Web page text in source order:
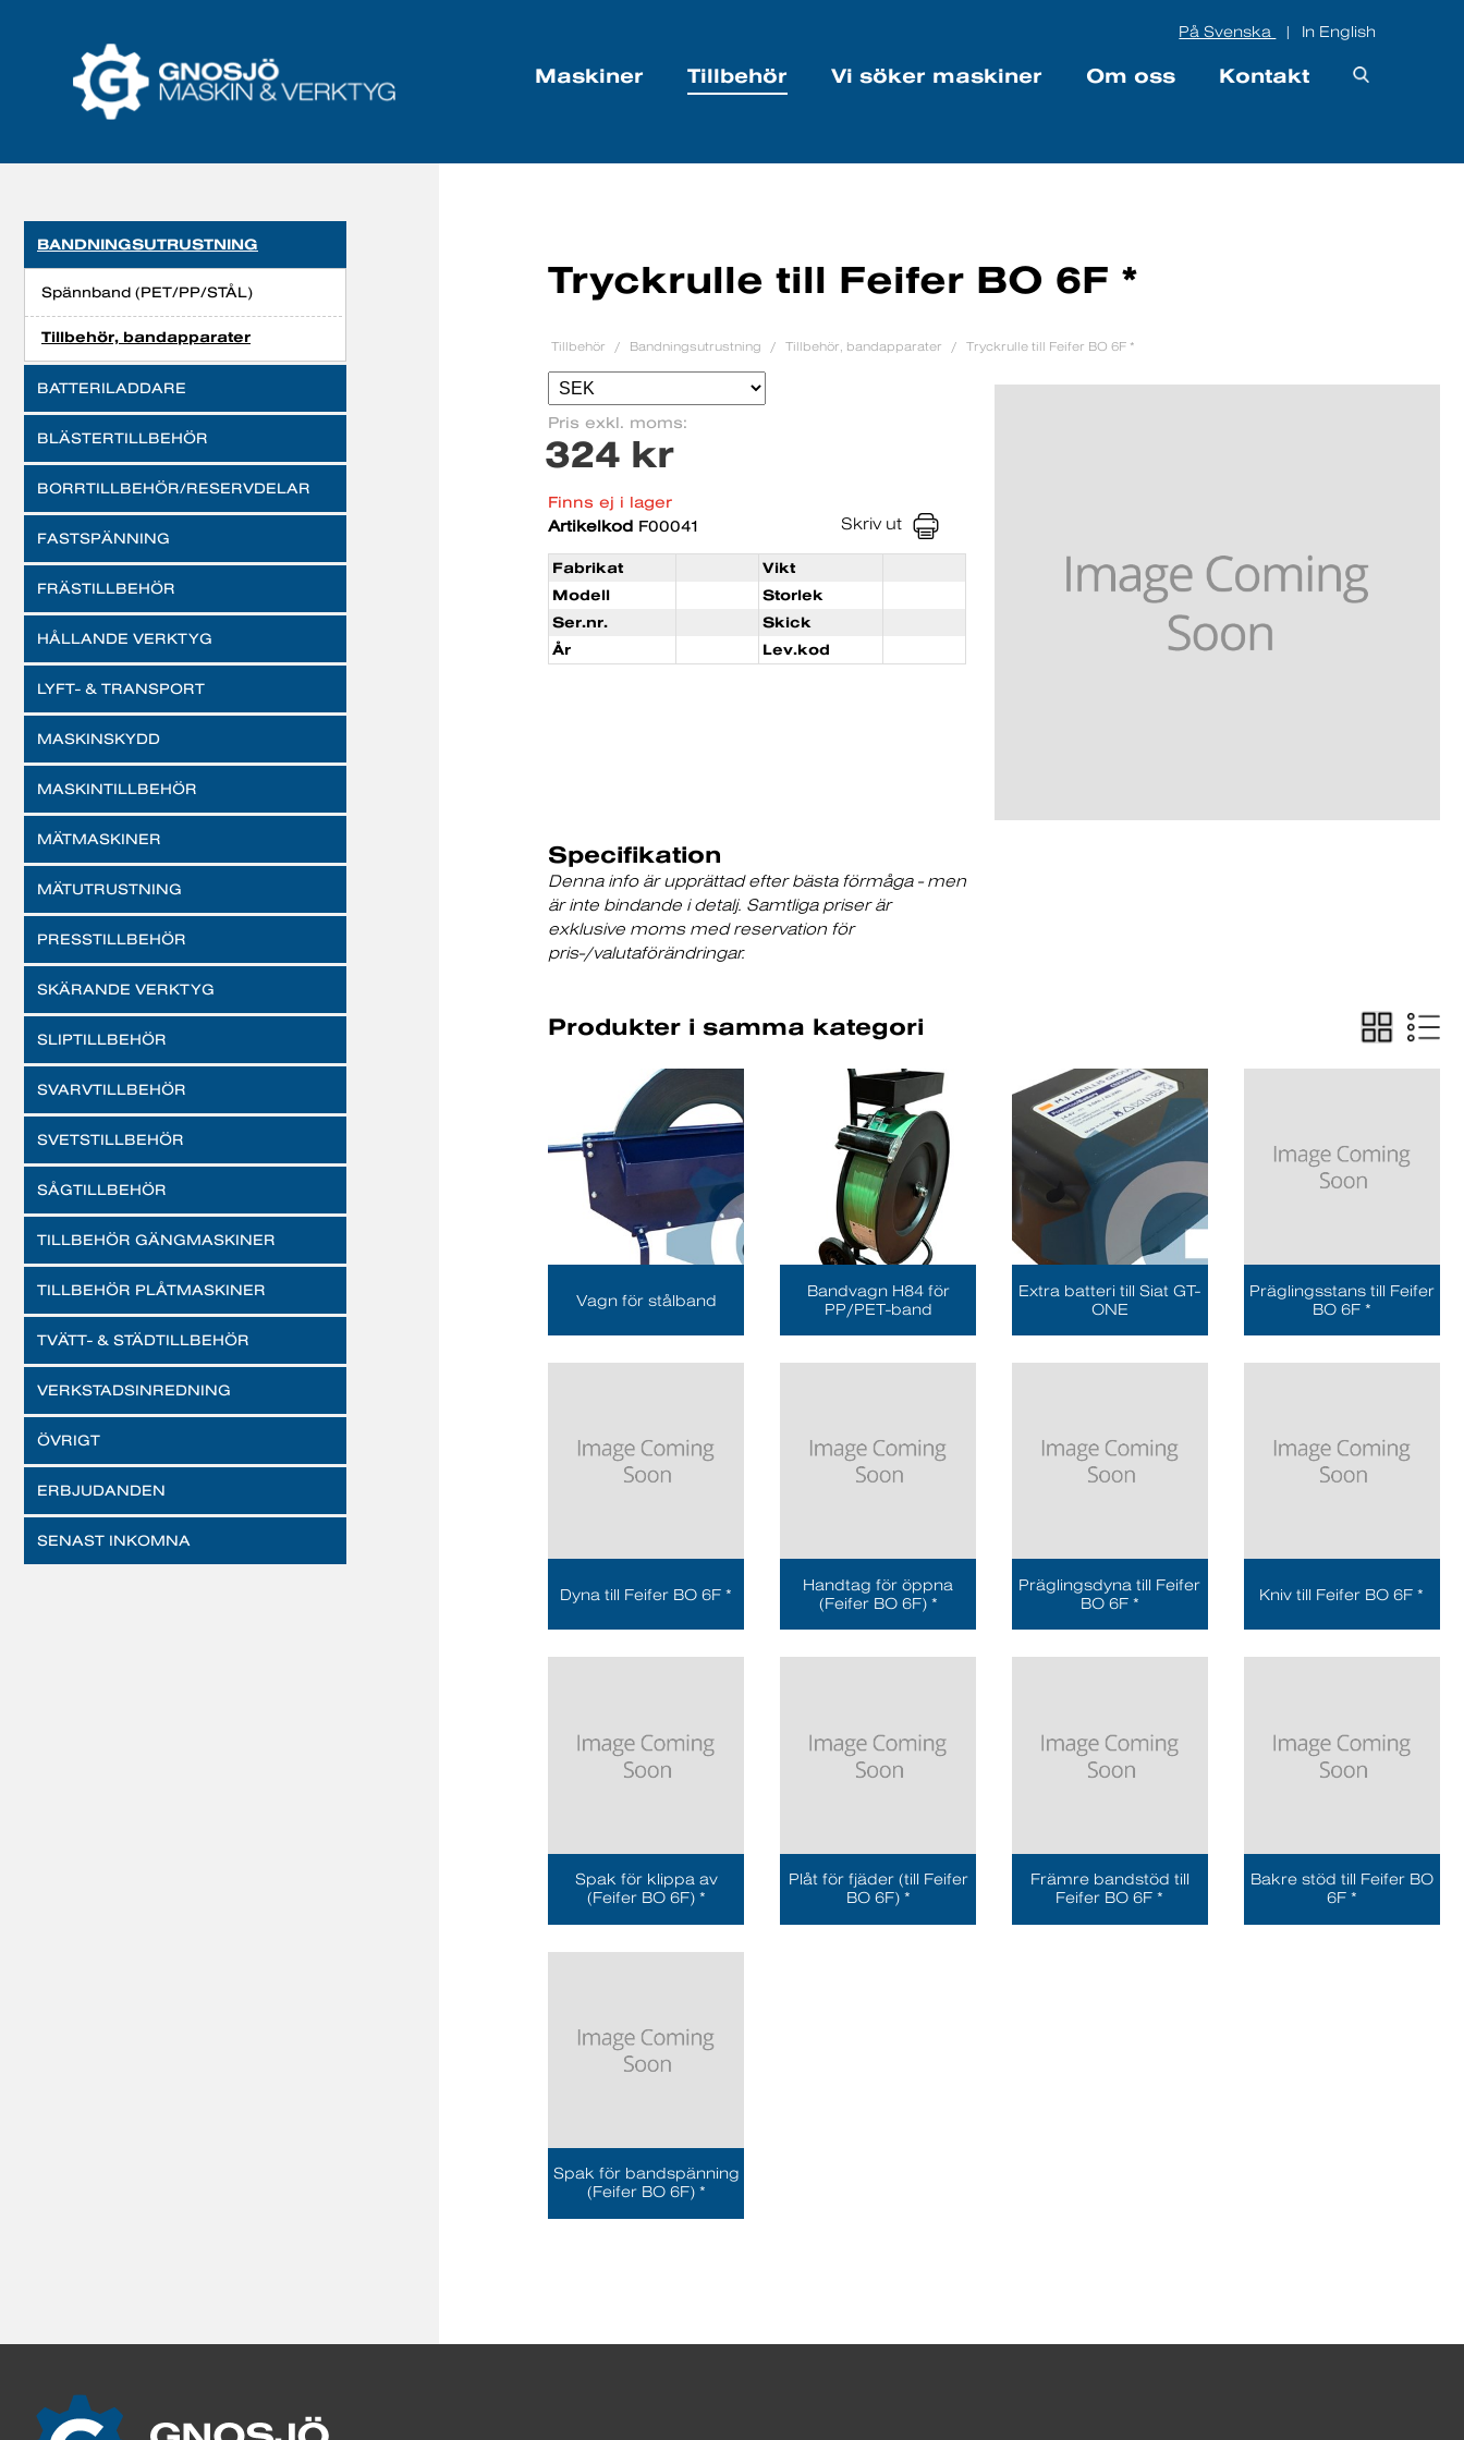
På Svenska In English
Maskiner Tillbehör Vi söker maskiner Om oss Kontakt
BANDNINGSUTRUSTNING
Spännband (PET/PP/STÅL)
Tillbehör, bandapparater
BATTERILADDARE
BLÄSTERTILLBEHÖR
BORRTILLBEHÖR/RESERVDELAR
FASTSPÄNNING
FRÄSTILLBEHÖR
HÅLLANDE VERKTYG
LYFT- & TRANSPORT
MASKINSKYDD
MASKINTILLBEHÖR
MÄTMASKINER
MÄTUTRUSTNING
PRESSTILLBEHÖR
SKÄRANDE VERKTYG
SLIPTILLBEHÖR
SVARVTILLBEHÖR
SVETSTILLBEHÖR
SÅGTILLBEHÖR
TILLBEHÖR GÄNGMASKINER
TILLBEHÖR PLÅTMASKINER
TVÄTT- & STÄDTILLBEHÖR
VERKSTADSINREDNING
ÖVRIGT
ERBJUDANDEN
SENAST INKOMNA
Tryckrulle till Feifer BO 6F *
Tillbehör Bandningsutrustning Tillbehör, bandapparater Tryckrulle till Feifer BO 6F *
Pris exkl. moms:
324 kr
Finns ej i lager
Artikelkod F00041 Skriv ut
Fabrikat
Vikt
Modell
Storlek
Ser.nr.
Skick
År
Lev.kod
Specifikation
Denna info är upprättad efter bästa förmåga - men
är inte bindande i detalj. Samtliga priser är
exklusive moms med reservation för
pris-/valutaförändringar.
Produkter i samma kategori
Vagn för stålband
Bandvagn H84 för
PP/PET-band
Extra batteri till Siat GT-
ONE
Präglingsstans till Feifer
BO 6F *
Dyna till Feifer BO 6F *
Handtag för öppna
(Feifer BO 6F) *
Präglingsdyna till Feifer
BO 6F *
Kniv till Feifer BO 6F *
Spak för klippa av
(Feifer BO 6F) *
Plåt för fjäder (till Feifer
BO 6F) *
Främre bandstöd till
Feifer BO 6F *
Bakre stöd till Feifer BO
6F *
Spak för bandspänning
(Feifer BO 6F) *